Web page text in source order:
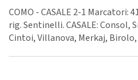
COMO - CASALE 2-1 Marcatori:
rig. Sentinelli. CASALE: Consol,
Cintoi, Villanova, Merkaj, Birolo,